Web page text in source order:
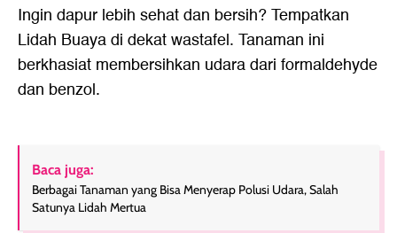
Ingin dapur lebih sehat dan bersih? Tempatkan
Lidah Buaya di dekat wastafel. Tanaman ini
berkhasiat membersihkan udara dari formaldehyde
dan benzol.
Baca juga:
Berbagai Tanaman yang Bisa Menyerap Polusi Udara, Salah
Satunya Lidah Mertua